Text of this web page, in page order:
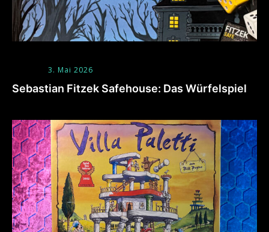
3. Mai 2026
Sebastian Fitzek Safehouse: Das Würfelspiel